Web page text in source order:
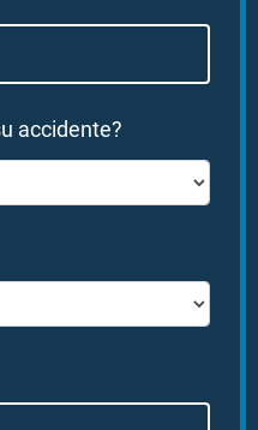
accidente?